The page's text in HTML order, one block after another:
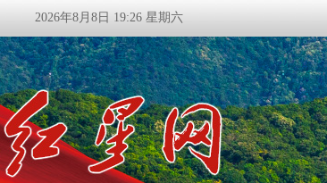
2026年8月8日 19:26 星期六